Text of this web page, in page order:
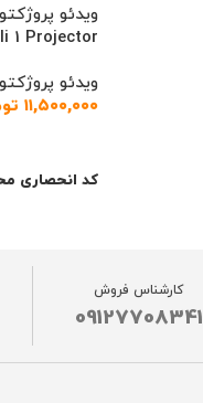
ویدئو
1 Projector
ویدئو
۱۱,۵۰۰,۰۰۰
کد انحصاری
کارشناس فروش
09127708341